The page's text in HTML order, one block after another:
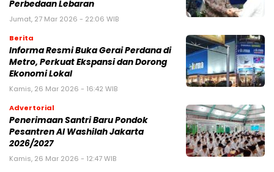
Perbedaan Lebaran
Jumat, 27 Mar 2026 - 22:06 WIB
Berita
Informa Resmi Buka Gerai Perdana di
Metro, Perkuat Ekspansi dan Dorong
Ekonomi Lokal
Kamis, 26 Mar 2026 - 16:42 WIB
Advertorial
Penerimaan Santri Baru Pondok
Pesantren Al Washilah Jakarta
2026/2027
Kamis, 26 Mar 2026 - 12:47 WIB